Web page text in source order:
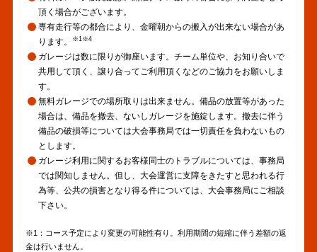
頂く場合がございます。
専有走行等の都合により、金曜朝からの搬入が出来ない場合があ
ります。
※1※4
ガレージは数に限りが御座います。チーム単位や、お知り合いで
共用して頂く、譲り合ってご利用頂くなどのご協力をお願いしま
す。
無料ガレージでの場所取りは出来ません。備品の放置等があった
場合は、備品を撤去、ないしガレージを施錠します。撤去に伴う
備品の破損等については大会事務局では一切責任を負わないもの
とします。
ガレージ利用に関するお客様同士のトラブルについては、事務局
では関知しません。但し、大会運営に支障をきたすと思われる行
為等、公共の損害となり得る件については、大会事務局にご相談
下さい。
※1：コース予定により変更の可能性有り。利用期間の短縮に伴う差額の返
金は行いません。